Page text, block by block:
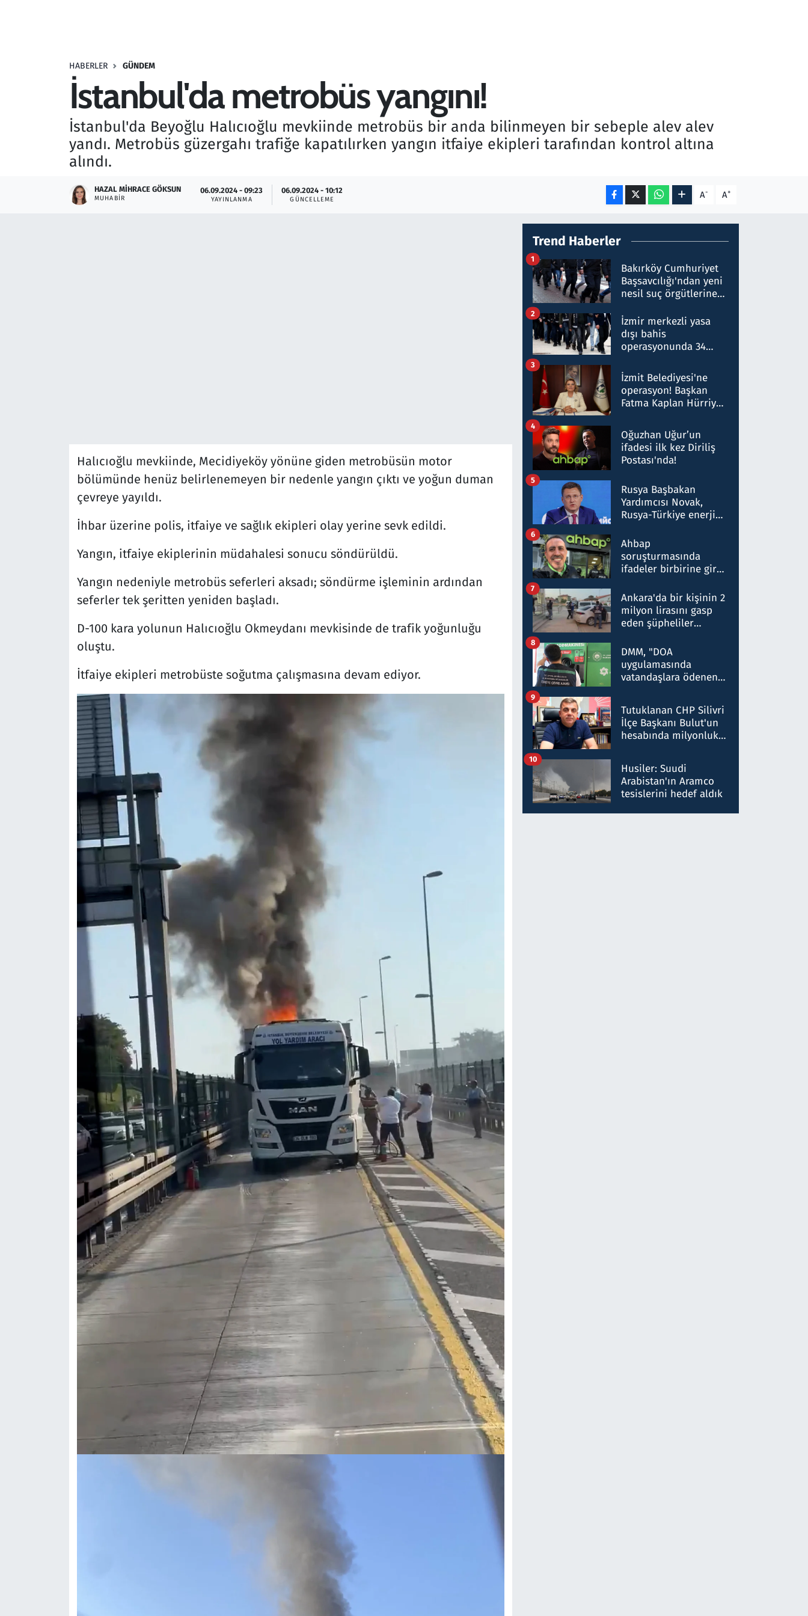
HABERLER GÜNDEM
İstanbul'da metrobüs yangını!
İstanbul'da Beyoğlu Halıcıoğlu mevkiinde metrobüs bir anda bilinmeyen bir sebeple alev alev
yandı. Metrobüs güzergahı trafiğe kapatılırken yangın itfaiye ekipleri tarafından kontrol altına
alındı.
HAZAL MIHRACE GÖKSUN
MUHABIR
06.09.2024 - 09:23
YAYINLANMA
06.09.2024 - 10:12
GÜNCELLEME A- A+
Halıcıoğlu mevkiinde, Mecidiyeköy yönüne giden metrobüsün motor
bölümünde henüz belirlenemeyen bir nedenle yangın çıktı ve yoğun duman
çevreye yayıldı.
İhbar üzerine polis, itfaiye ve sağlık ekipleri olay yerine sevk edildi.
Yangın, itfaiye ekiplerinin müdahalesi sonucu söndürüldü.
Yangın nedeniyle metrobüs seferleri aksadı; söndürme işleminin ardından
seferler tek şeritten yeniden başladı.
D-100 kara yolunun Halıcıoğlu Okmeydanı mevkisinde de trafik yoğunluğu
oluştu.
İtfaiye ekipleri metrobüste soğutma çalışmasına devam ediyor.
Trend Haberler
Bakırköy Cumhuriyet
Başsavcılığı'ndan yeni
nesil suç örgütlerine
hakkında gözaltı kararı
1
İzmir merkezli yasa
dışı bahis
operasyonunda 34
Milyar liralık para
trafiği tespit edildi
2
İzmit Belediyesi'ne
operasyon! Başkan
Fatma Kaplan Hürriyet
3
Oğuzhan Uğur’un
ifadesi ilk kez Diriliş
Postası'nda!
4
Rusya Başbakan
Yardımcısı Novak,
Rusya-Türkiye enerji
nitelikte olduğunu
belirtti
5
Ahbap
soruşturmasında
ifadeler birbirine girdi:
ifadelerinden ortaya
çıkan tablo şok etti
6
Ankara'da bir kişinin 2
milyon lirasını gasp
eden şüpheliler
7
DMM, "DOA
uygulamasında
vatandaşlara ödenen
düşürüldüğü" iddiasını
yalanladı
8
Tutuklanan CHP Silivri
İlçe Başkanı Bulut'un
hesabında milyonluk
talimat verdi, ben
gönderdim
9
Husiler: Suudi
Arabistan'ın Aramco
tesislerini hedef aldık
10
Savunma Sanayi
Seçim 2023